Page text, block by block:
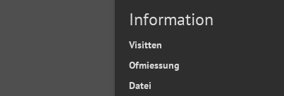
Information
Visitten
Ofmiessung
Datei